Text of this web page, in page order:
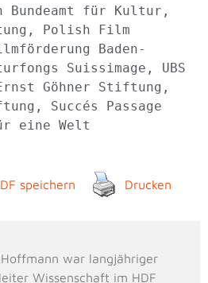
Bundeamt für Kultur,
Polish Film
Baden-
Suissimage, UBS
Göhner Stiftung,
Succés Passage
eine Welt
speichern Drucken
war langjähriger
Wissenschaft im HDF